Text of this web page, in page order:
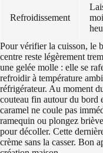
Refroidissement
Pour vérifier la cuisson, le
centre reste légèrement
une gelée molle : elle se
refroidir à température
réfrigérateur. Au moment
couteau fin autour du bord
caramel ne coule pas
ramequin ou plongez
pour décoller. Cette
crème sans la casser. Bon